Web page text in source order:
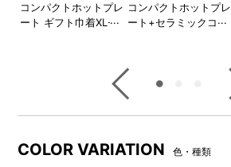
●マルチスティックブレンダー2
コンパクトホットプレ
ート ギフト巾着XLセ
コンパクトホットプレ
ート+セラミックコー
COLOR VARIATION 色・種類